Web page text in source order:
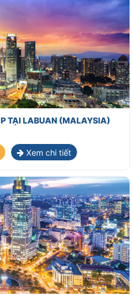
TẠI LABUAN (MALAYSIA)
Xem chi tiết